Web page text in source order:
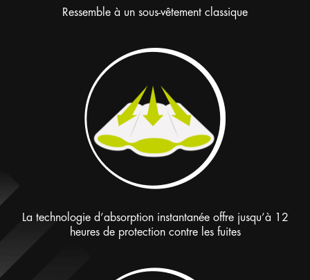
Ressemble à un sous-vêtement classique
La technologie d’absorption instantanée offre jusqu’à 12
heures de protection contre les fuites